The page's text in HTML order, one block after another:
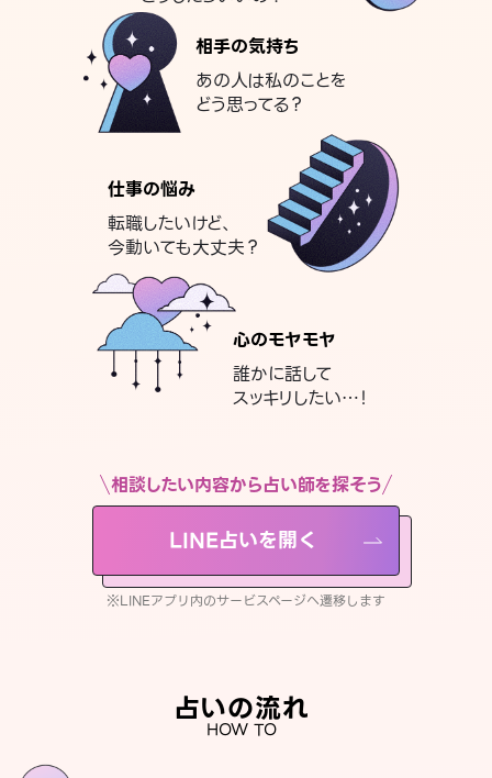
相手の気持ち
あの人は私のことを
どう思ってる？
仕事の悩み
転職したいけど、
今動いても大丈夫？
心のモヤモヤ
誰かに話して
スッキリしたい…！
相談したい内容から占い師を探そう
LINE占いを開く
※LINEアプリ内のサービスページへ遷移します
占いの流れ
HOW TO